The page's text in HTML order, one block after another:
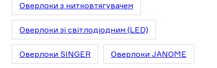
Оверлоки з нитковтягувачем
Оверлоки зі світлодіодним (LED)
Оверлоки SINGER Оверлоки JANOME